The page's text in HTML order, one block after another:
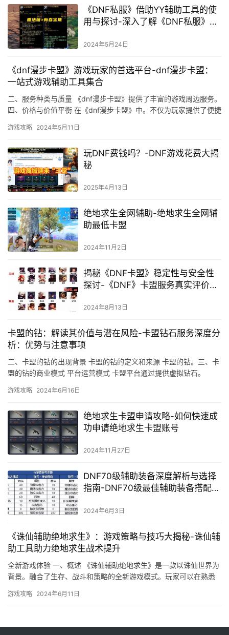
《DNF私服》借助YY辅助工具的使
用与探讨-深入了解《DNF私服》中
2024年5月24日
《dnf漫步卡盟》游戏玩家的首选平台-dnf漫步卡盟：
一站式游戏辅助工具集合
二、服务种类与质量 《dnf漫步卡盟》提供了丰富的游戏周边服务。
四、价格与价值平衡 在《dnf漫步卡盟》中。不仅为玩家提供了便捷
游戏攻略 2024年5月11日
玩DNF费钱吗？-DNF游戏花费大揭
秘
2025年4月13日
绝地求生全网辅助-绝地求生全网辅
助最低卡盟
2024年11月2日
揭秘《DNF卡盟》稳定性与安全性
探讨-《DNF》卡盟服务真实评价及
2024年8月13日
卡盟的钻：解读其价值与潜在风险-卡盟钻石服务深度分
析：优势与注意事项
二、卡盟的钻的出现背景 卡盟的钻的定义和来源 卡盟的钻。三、卡
盟的钻的商业模式 平台运营模式 卡盟平台通过提供虚拟钻石。
游戏攻略 2024年6月16日
绝地求生卡盟申请攻略-如何快速成
功申请绝地求生卡盟账号
2024年11月27日
DNF70级辅助装备深度解析与选择
指南-DNF70级最佳辅助装备搭配策
2024年6月3日
《诛仙辅助绝地求生》：游戏策略与技巧大揭秘-诛仙辅
助工具助力绝地求生战术提升
全新游戏体验 一、概述 《诛仙辅助绝地求生》是一款以诛仙世界为
背景。融合了生存、战斗和策略的全新游戏模式。玩家可以在熟悉
游戏攻略 2024年6月11日